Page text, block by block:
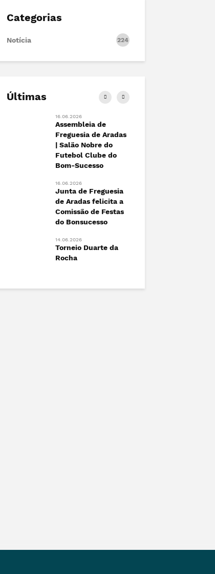
Categorias
Notícia 224
Últimas
16.06.2026
Assembleia de
Freguesia de Aradas
| Salão Nobre do
Futebol Clube do
Bom-Sucesso
16.06.2026
Junta de Freguesia
de Aradas felicita a
Comissão de Festas
do Bonsucesso
14.06.2026
Torneio Duarte da
Rocha